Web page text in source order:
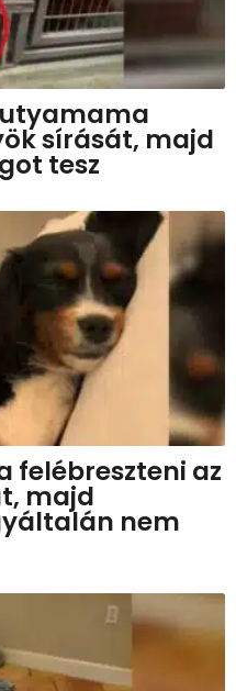
sírását, majd
tesz
felébreszteni az
majd
nem